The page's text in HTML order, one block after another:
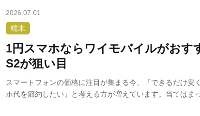
2026.07.01
端末
1円スマホならワイモバイルがおす
S2が狙い目
スマートフォンの価格に注目が集まる今、「できるだけ安
ホ代を節約したい」と考える方が増えています。当てはま